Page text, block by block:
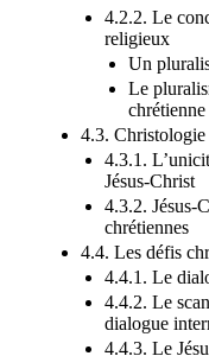
4.2.2. Le
religieux
Un
Le
chrétienne
4.3.
4.3.1.
Jésus-Christ
4.3.2. Jésus-
chrétiennes
4.4. Les défis
4.4.1. Le
4.4.2. Le
dialogue